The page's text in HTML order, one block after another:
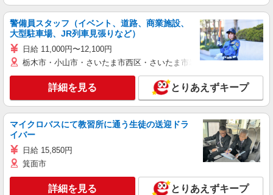
警備員スタッフ（イベント、道路、商業施設、
大型駐車場、JR列車見張りなど）
日給 11,000円〜12,100円
栃木市・小山市・さいたま市西区・さいたま市岩槻区・久喜市・蓮田
詳細を見る とりあえずキープ
マイクロバスにて教習所に通う生徒の送迎ドラ
イバー
日給 15,850円
箕面市
詳細を見る とりあえずキープ